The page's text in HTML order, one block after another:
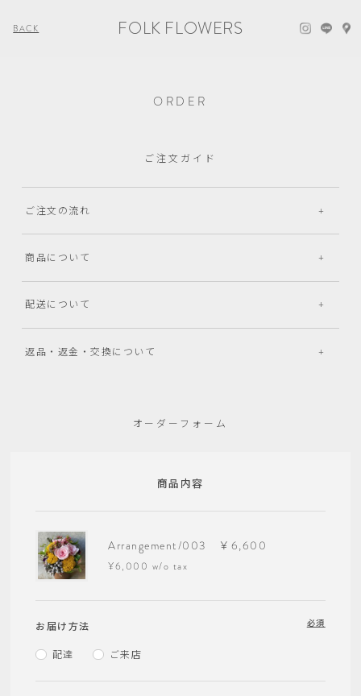
FOLK FLOWERS
BACK
ORDER
ご注文ガイド
ご注文の流れ
商品について
配送について
返品・返金・交換について
オーダーフォーム
商品内容
Arrangement/003 ￥6,600
¥6,000 w/o tax
お届け方法 必須
配達 ご来店